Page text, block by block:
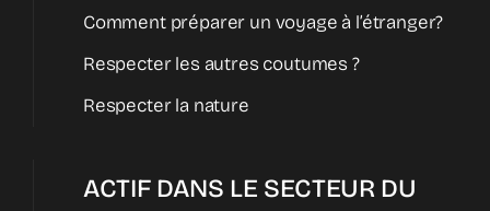
Comment préparer un voyage à l’étranger?
Respecter les autres coutumes ?
Respecter la nature
ACTIF DANS LE SECTEUR DU